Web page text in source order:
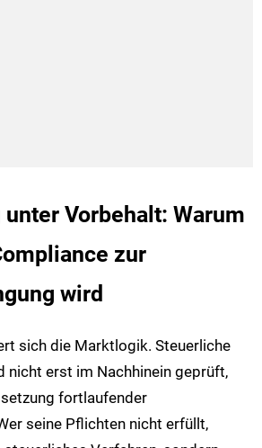
Vorbehalt: Warum
zur
wird
sich die Marktlogik. Steuerliche
nicht erst im Nachhinein geprüft,
fortlaufender
seine Pflichten nicht erfüllt,